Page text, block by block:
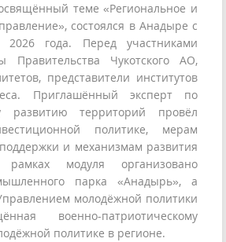
теме «Региональное и
состоялся в Анадыре с
года. Перед участниками
Правительства Чукотского АО,
представители институтов
Приглашённый эксперт по
развитию территорий провёл
политике, мерам
и механизмам развития
модуля организовано
парка «Анадырь», а
молодёжной политики
военно-патриотическому
политике в регионе.